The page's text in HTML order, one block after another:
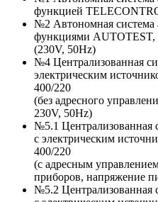
функцией
№2 Автономная система
функциями
(230V, 50Hz)
№4 Централизованная
электрическим
400/220
(без адресного
230V, 50Hz)
№5.1 Централизованная
с электрическим
400/220
(c адресным
приборов, напряжение
№5.2 Централизованная